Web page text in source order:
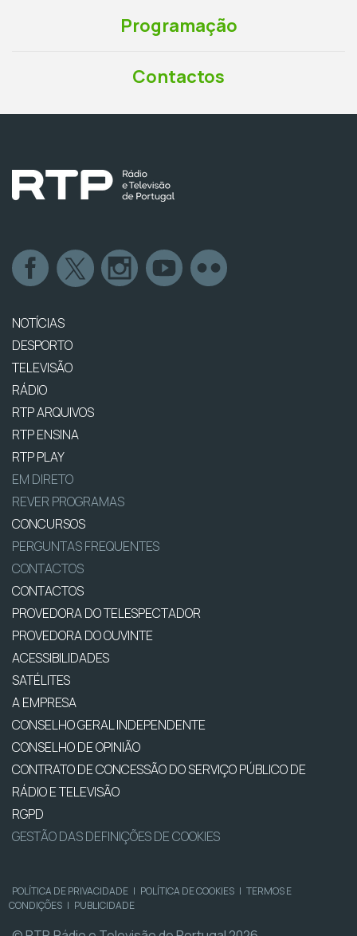
Programação
Contactos
NOTÍCIAS
DESPORTO
TELEVISÃO
RÁDIO
RTP ARQUIVOS
RTP ENSINA
RTP PLAY
EM DIRETO
REVER PROGRAMAS
CONCURSOS
PERGUNTAS FREQUENTES
CONTACTOS
CONTACTOS
PROVEDORA DO TELESPECTADOR
PROVEDORA DO OUVINTE
ACESSIBILIDADES
SATÉLITES
A EMPRESA
CONSELHO GERAL INDEPENDENTE
CONSELHO DE OPINIÃO
CONTRATO DE CONCESSÃO DO SERVIÇO PÚBLICO DE
RÁDIO E TELEVISÃO
RGPD
GESTÃO DAS DEFINIÇÕES DE COOKIES
POLÍTICA DE PRIVACIDADE | POLÍTICA DE COOKIES | TERMOS E
CONDIÇÕES | PUBLICIDADE